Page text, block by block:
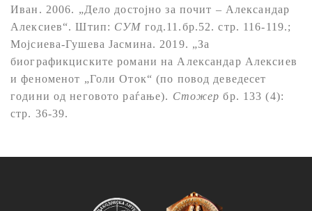
Иван. 2006. „Дело достојно за почит – Александар
Алексиев“. Штип: СУМ год.11.бр.52. стр. 116-119.;
Мојсиева-Гушева Јасмина. 2019. „За
биографикциските романи на Александар Алексиев
и феноменот „Голи Оток“ (по повод деведесет
години од неговото раѓање). Стожер бр. 133 (4):
стр. 36-39.